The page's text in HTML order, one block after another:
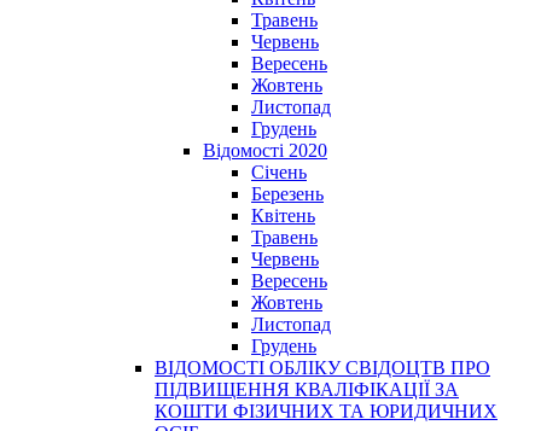
Травень
Червень
Вересень
Жовтень
Листопад
Грудень
Відомості 2020
Січень
Березень
Квітень
Травень
Червень
Вересень
Жовтень
Листопад
Грудень
ВІДОМОСТІ ОБЛІКУ СВІДОЦТВ ПРО
ПІДВИЩЕННЯ КВАЛІФІКАЦІЇ ЗА
КОШТИ ФІЗИЧНИХ ТА ЮРИДИЧНИХ